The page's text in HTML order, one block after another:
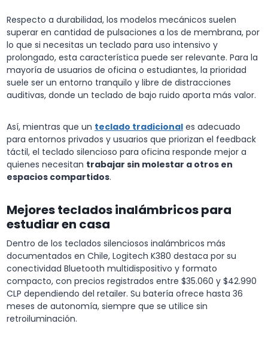
Respecto a durabilidad, los modelos mecánicos suelen
superar en cantidad de pulsaciones a los de membrana, por
lo que si necesitas un teclado para uso intensivo y
prolongado, esta característica puede ser relevante. Para la
mayoría de usuarios de oficina o estudiantes, la prioridad
suele ser un entorno tranquilo y libre de distracciones
auditivas, donde un teclado de bajo ruido aporta más valor.
Así, mientras que un teclado tradicional es adecuado
para entornos privados y usuarios que priorizan el feedback
táctil, el teclado silencioso para oficina responde mejor a
quienes necesitan trabajar sin molestar a otros en
espacios compartidos.
Mejores teclados inalámbricos para
estudiar en casa
Dentro de los teclados silenciosos inalámbricos más
documentados en Chile, Logitech K380 destaca por su
conectividad Bluetooth multidispositivo y formato
compacto, con precios registrados entre $35.060 y $42.990
CLP dependiendo del retailer. Su batería ofrece hasta 36
meses de autonomía, siempre que se utilice sin
retroiluminación.